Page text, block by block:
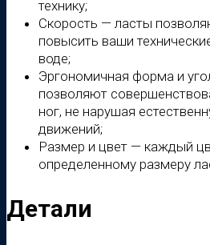
технику;
Скорость — ласты
повысить ваши
воде;
Эргономичная форма и
позволяют
ног, не нарушая
движений;
Размер и цвет — каждый
определенному размеру
Детали